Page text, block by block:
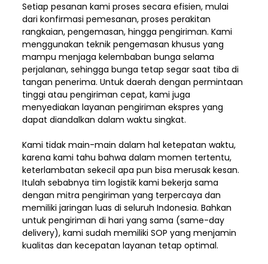
Setiap pesanan kami proses secara efisien, mulai
dari konfirmasi pemesanan, proses perakitan
rangkaian, pengemasan, hingga pengiriman. Kami
menggunakan teknik pengemasan khusus yang
mampu menjaga kelembaban bunga selama
perjalanan, sehingga bunga tetap segar saat tiba di
tangan penerima. Untuk daerah dengan permintaan
tinggi atau pengiriman cepat, kami juga
menyediakan layanan pengiriman ekspres yang
dapat diandalkan dalam waktu singkat.
Kami tidak main-main dalam hal ketepatan waktu,
karena kami tahu bahwa dalam momen tertentu,
keterlambatan sekecil apa pun bisa merusak kesan.
Itulah sebabnya tim logistik kami bekerja sama
dengan mitra pengiriman yang terpercaya dan
memiliki jaringan luas di seluruh Indonesia. Bahkan
untuk pengiriman di hari yang sama (same-day
delivery), kami sudah memiliki SOP yang menjamin
kualitas dan kecepatan layanan tetap optimal.